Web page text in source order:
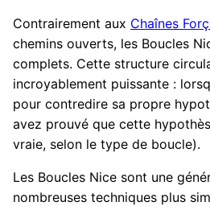
Contrairement aux Chaînes
chemins ouverts, les Boucles
complets. Cette structure
incroyablement puissante :
pour contredire sa propre
avez prouvé que cette
vraie, selon le type de boucle).
Les Boucles Nice sont une
nombreuses techniques plus